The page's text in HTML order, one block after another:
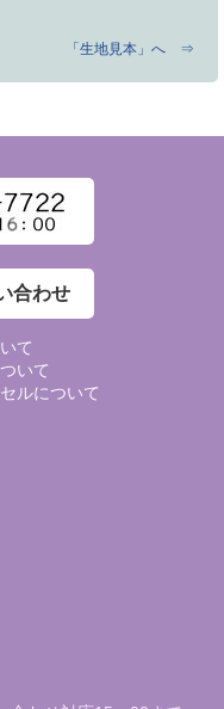
「生地見本」へ ⇒
合わせ
て
いて
ルについて